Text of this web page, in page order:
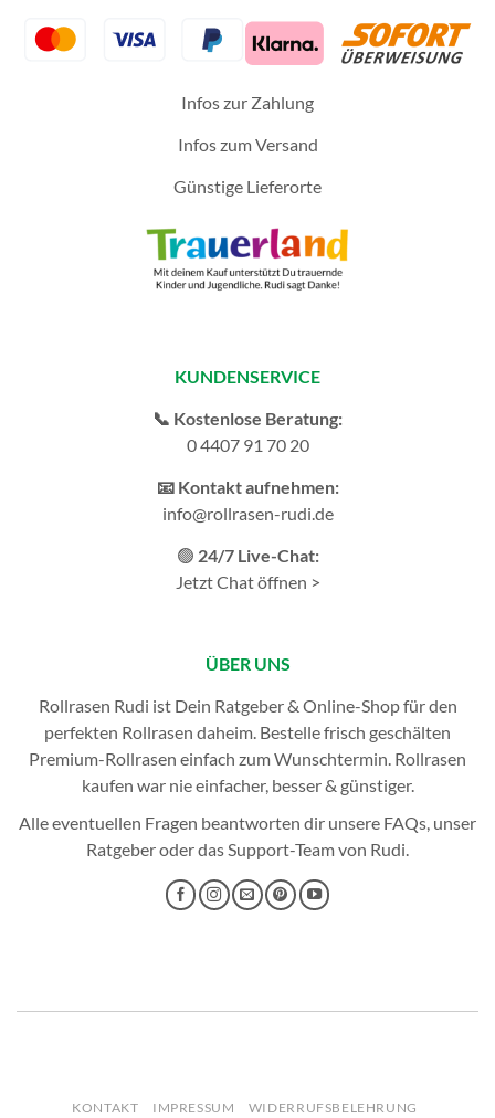
Infos zur Zahlung
Infos zum Versand
Günstige Lieferorte
KUNDENSERVICE
📞 Kostenlose Beratung:
0 4407 91 70 20
📧 Kontakt aufnehmen:
info@rollrasen-rudi.de
🟢 24/7 Live-Chat:
Jetzt Chat öffnen >
ÜBER UNS
Rollrasen Rudi ist Dein Ratgeber & Online-Shop für den
perfekten Rollrasen daheim. Bestelle frisch geschälten
Premium-Rollrasen einfach zum Wunschtermin. Rollrasen
kaufen war nie einfacher, besser & günstiger.
Alle eventuellen Fragen beantworten dir unsere FAQs, unser
Ratgeberoder dasSupport-Teamvon Rudi.
KONTAKT IMPRESSUM
WIDERRUFSBELEHRUNG